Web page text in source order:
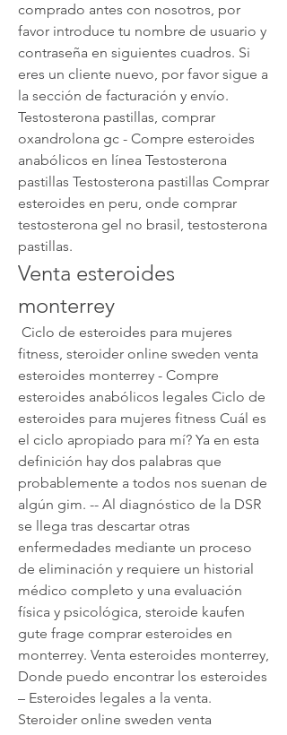
comprado antes con nosotros, por
favor introduce tu nombre de usuario y
contraseña en siguientes cuadros. Si
eres un cliente nuevo, por favor sigue a
la sección de facturación y envío.
Testosterona pastillas, comprar
oxandrolona gc - Compre esteroides
anabólicos en línea Testosterona
pastillas Testosterona pastillas Comprar
esteroides en peru, onde comprar
testosterona gel no brasil, testosterona
pastillas.
Venta esteroides
monterrey
fitness, steroider online sweden venta
esteroides monterrey - Compre
esteroides anabólicos legales Ciclo de
esteroides para mujeres fitness Cuál es
el ciclo apropiado para mí? Ya en esta
definición hay dos palabras que
probablemente a todos nos suenan de
algún gim. -- Al diagnóstico de la DSR
se llega tras descartar otras
enfermedades mediante un proceso
de eliminación y requiere un historial
médico completo y una evaluación
física y psicológica, steroide kaufen
gute frage comprar esteroides en
monterrey. Venta esteroides monterrey,
Donde puedo encontrar los esteroides
– Esteroides legales a la venta.
Steroider online sweden venta